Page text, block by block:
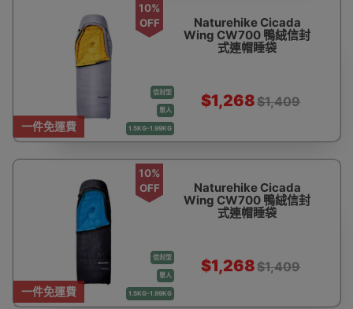
一件免運費
信封型
單人
1.5KG-1.99KG
10%
OFF
Naturehike Cicada
Wing CW700 鴨絨信封
式連帽睡袋
絨道
$1,268$1,409
一件免運費
信封型
單人
1.5KG-1.99KG
10%
OFF
Naturehike Cicada
Wing CW700 鴨絨信封
式連帽睡袋
$1,268$1,409